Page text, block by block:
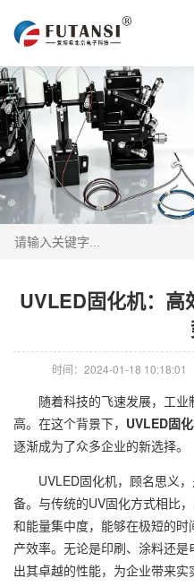
UVLED固化机：高
时间：2024-01-18 10:18:01
随着科技的飞速发展，工业
高。在这个背景下， UVLED固
逐渐成为了众多企业的新选择。
UVLED固化机，顾名思义，
备。与传统的UV固化方式相比
和能量集中度，能够在极短的
产效率。无论是印刷、涂料还
出其卓越的性能，为企业带来实